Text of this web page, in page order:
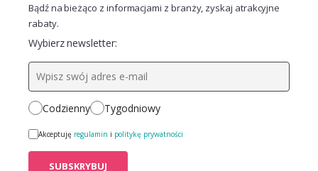
Bądź na bieżąco z informacjami z branży, zyskaj atrakcyjne
rabaty.
Wybierz newsletter:
Codzienny Tygodniowy
Akceptuję regulamin i politykę prywatności